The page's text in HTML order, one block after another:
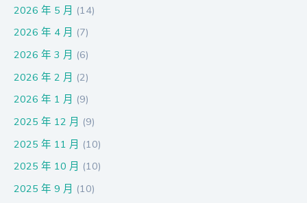
2026 年 5 月 (14)
2026 年 4 月 (7)
2026 年 3 月 (6)
2026 年 2 月 (2)
2026 年 1 月 (9)
2025 年 12 月 (9)
2025 年 11 月 (10)
2025 年 10 月 (10)
2025 年 9 月 (10)